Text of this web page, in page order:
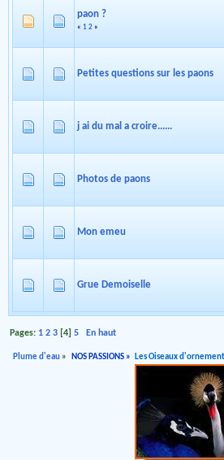
paon ?
« 1 2 »
Petites questions sur les paons
j ai du mal a croire......
Photos de paons
Mon emeu
Grue Demoiselle
Pages: 1 2 3 [4]5 En haut
Plume d'eau » NOS PASSIONS» Les Oiseaux